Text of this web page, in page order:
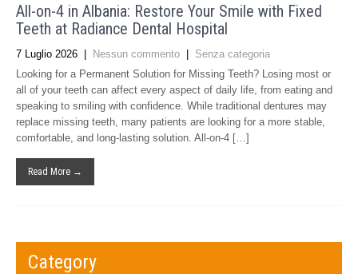
All-on-4 in Albania: Restore Your Smile with Fixed
Teeth at Radiance Dental Hospital
7 Luglio 2026 | Nessun commento | Senza categoria
Looking for a Permanent Solution for Missing Teeth? Losing most or
all of your teeth can affect every aspect of daily life, from eating and
speaking to smiling with confidence. While traditional dentures may
replace missing teeth, many patients are looking for a more stable,
comfortable, and long-lasting solution. All-on-4 […]
Read More →
Category